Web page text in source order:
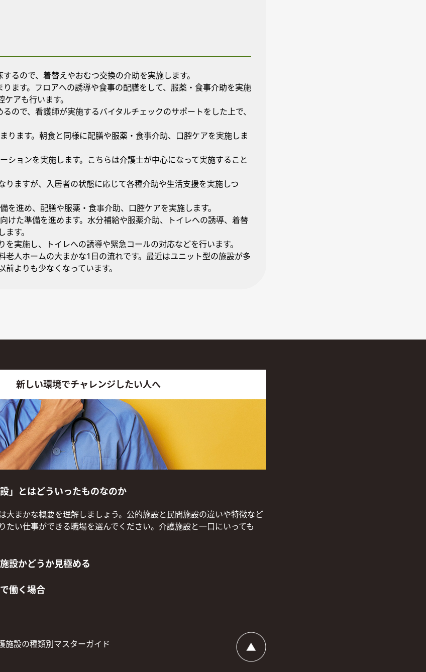
るので、着替えやおむつ交換の介助を実施します。
ます。フロアへの誘導や食事の配膳をして、服薬・食事介助を実施
アも行います。
ので、看護師が実施するバイタルチェックのサポートをした上で、
ります。朝食と同様に配膳や服薬・食事介助、口腔ケアを実施しま
ションを実施します。こちらは介護士が中心になって実施すること
りますが、入居者の状態に応じて各種介助や生活支援を実施しつ
を進め、配膳や服薬・食事介助、口腔ケアを実施します。
けた準備を進めます。水分補給や服薬介助、トイレへの誘導、着替
す。
を実施し、トイレへの誘導や緊急コールの対応などを行います。
老人ホームの大まかな1日の流れです。最近はユニット型の施設が多
前よりも少なくなっています。
新しい環境でチャレンジしたい人へ
」とはどういったものなのか
大まかな概要を理解しましょう。公的施設と民間施設の違いや特徴など
たい仕事ができる職場を選んでください。介護施設と一口にいっても
設かどうか見極める
働く場合
設の種類別マスターガイド